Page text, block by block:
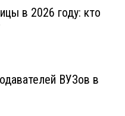
в 2026 году: кто
ВУЗов в